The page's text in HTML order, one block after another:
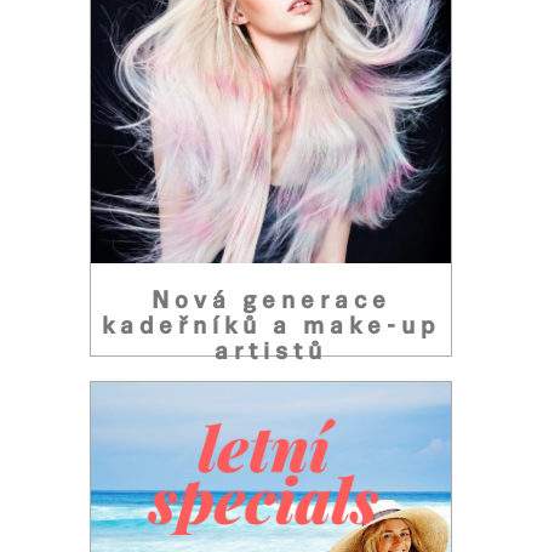
Nová generace
kadeřníků a make-up
artistů